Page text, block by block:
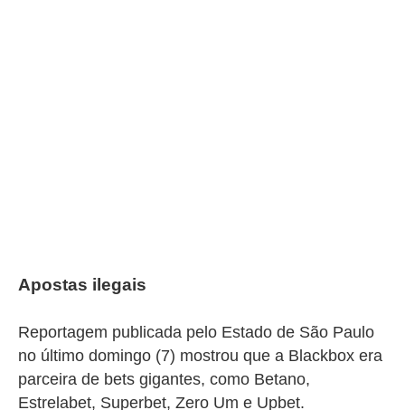
Apostas ilegais
Reportagem publicada pelo Estado de São Paulo
no último domingo (7) mostrou que a Blackbox era
parceira de bets gigantes, como Betano,
Estrelabet, Superbet, Zero Um e Upbet.